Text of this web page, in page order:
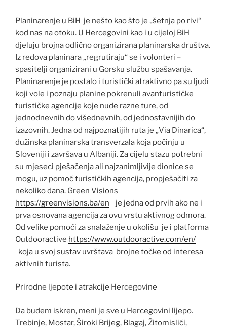
Planinarenje u BiH je nešto kao što je „šetnja po rivi“
kod nas na otoku. U Hercegovini kao i u cijeloj BiH
djeluju brojna odlično organizirana planinarska društva.
Iz redova planinara „regrutiraju“ se i volonteri –
spasitelji organizirani u Gorsku službu spašavanja.
Planinarenje je postalo i turistički atraktivno pa su ljudi
koji vole i poznaju planine pokrenuli avanturističke
turističke agencije koje nude razne ture, od
jednodnevnih do višednevnih, od jednostavnijih do
izazovnih. Jedna od najpoznatijih ruta je „Via Dinarica“,
dužinska planinarska transverzala koja počinju u
Sloveniji i završava u Albaniji. Za cijelu stazu potrebni
su mjeseci pješačenja ali najzanimljivije dionice se
mogu, uz pomoć turističkih agencija, propješačiti za
nekoliko dana. Green Visions
https://greenvisions.ba/en je jedna od prvih ako ne i
prva osnovana agencija za ovu vrstu aktivnog odmora.
Od velike pomoći za snalaženje u okolišu je i platforma
Outdooractive https://www.outdooractive.com/en/
koja u svoj sustav uvrštava brojne točke od interesa
aktivnih turista.
Prirodne ljepote i atrakcije Hercegovine
Da budem iskren, meni je sve u Hercegovini lijepo.
Trebinje, Mostar, Široki Brijeg, Blagaj, Žitomislići,